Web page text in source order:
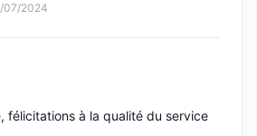
07/2024
félicitations à la qualité du service